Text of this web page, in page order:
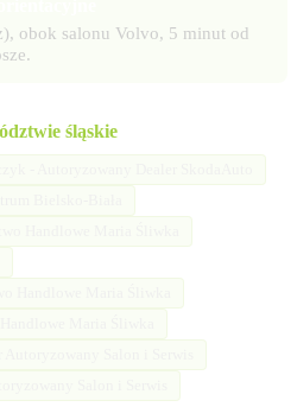
obok salonu Volvo, 5 minut od
śląskie